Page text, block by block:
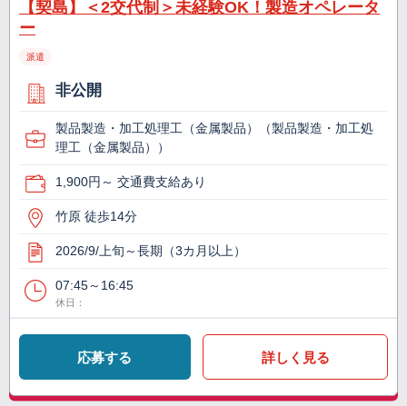
【契島】＜2交代制＞未経験OK！製造オペレータ
ー
派遣
非公開
製品製造・加工処理工（金属製品）（製品製造・加工処
理工（金属製品））
1,900円～ 交通費支給あり
竹原 徒歩14分
2026/9/上旬～長期（3カ月以上）
07:45～16:45
休日：
応募する 詳しく見る